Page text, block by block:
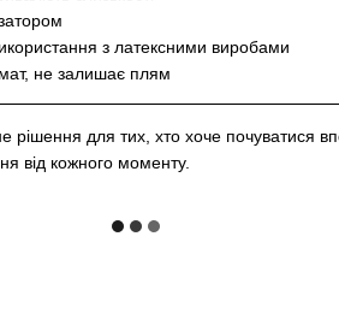
з латексними виробами
не залишає плям
рішення для тих, хто хоче почуватися
від кожного моменту.